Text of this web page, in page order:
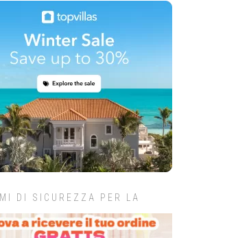
DI SICUREZZA PER LA